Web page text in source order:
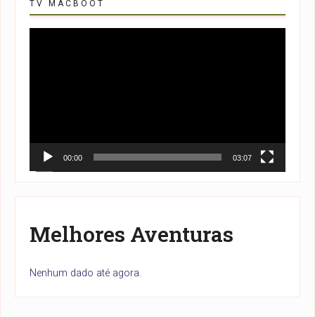
TV MACBOOT
00:00 03:07
Melhores Aventuras
Nenhum dado até agora.